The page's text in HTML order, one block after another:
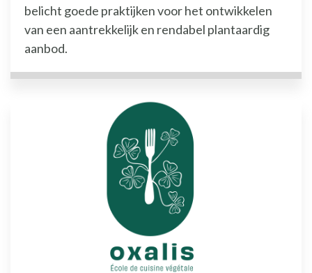
belicht goede praktijken voor het ontwikkelen
van een aantrekkelijk en rendabel plantaardig
aanbod.